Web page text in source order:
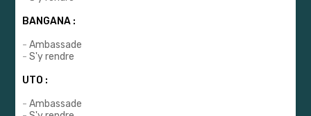
BANGANA :
-Ambassade
-S'y rendre
UTO :
-Ambassade